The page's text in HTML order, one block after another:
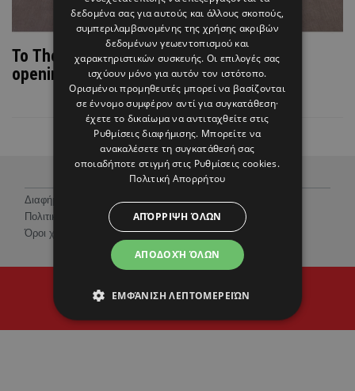
Το The Landmark Nicosia ανακοινώνει το
opening του SOLE Spa
Διαφήμιση
Πολιτική Προστασίας Προσωπικών Δεδομένων
Όροι χρήσης
Proudly developed byCantaloop
δεδομένα σας για αυτούς και άλλους σκοπούς,
συμπεριλαμβανομένης της χρήσης ακριβών
δεδομένων γεωεντοπισμού και
χαρακτηριστικών συσκευής. Οι επιλογές σας
ισχύουν μόνο για αυτόν τον ιστότοπο.
Ορισμένοι προμηθευτές μπορεί να βασίζονται
σε έννομο συμφέρον αντί για συγκατάθεση·
έχετε το δικαίωμα να αντιταχθείτε στις
Ρυθμίσεις διαφήμισης. Μπορείτε να
ανακαλέσετε τη συγκατάθεσή σας
οποιαδήποτε στιγμή στις Ρυθμίσεις cookies.
Πολιτική Απορρήτου
ΑΠΟΔΟΧΉ ΌΛΩΝ
ΑΠΌΡΡΙΨΗ ΌΛΩΝ
ΕΜΦΆΝΙΣΗ ΛΕΠΤΟΜΕΡΕΙΏΝ